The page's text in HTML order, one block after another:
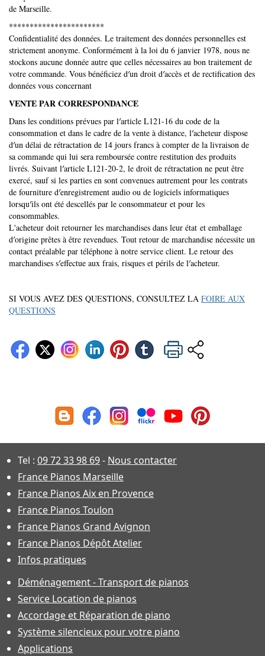
de Marseille.
***********************
Confidentialité des données. Le traitement des données personnelles est
strictement anonyme. Conformément à la loi du 6 janvier 1978, nous ne
stockons aucune donnée autre que celles nécessaires au bon traitement de
votre commande. Vous bénéficiez d′un droit d′accès et de rectification des
données vous concernant
VENTE PAR CORRESPONDANCE
Dans les conditions prévues par l′article L121-16 du code de la
consommation et dans le cadre de la vente à distance, l′acheteur dispose
d′un délai de rétractation de 14 jours francs à compter de la livraison de
sa commande qui lui sera remboursée contre restitution des produits
livrés. Suivant l′article L121-20-2, le droit de rétractation ne peut être
exercé, sauf si les parties en sont convenues autrement pour les contrats
de fourniture d′enregistrement audio ou de logiciels informatiques
lorsqu′ils ont été descellés par le consommateur et pour les
consommables.
L'acheteur doit retourner les marchandises dans leur état et emballage
d′origine prêtes à être revendues. Tout retour de marchandise nécessite un
contact préalable par téléphone à notre service client. Le retour des
marchandises s′effectue aux frais, risques et périls de l′acheteur.
SI VOUS AVEZ DES QUESTIONS, CONSULTEZ LA FOIRE AUX
QUESTIONS
Tel : 09 72 33 98 69- Nous contacter
France Pianos Marseille
France Pianos Aix en Provence
France Pianos Toulon
France Pianos Grand Avignon
France Pianos Dépôt Atelier
Infos pratiques
Déménagement - Transport de pianos
Service Location de pianos
Accordage et Réparation de piano
Système silencieux pour votre piano
Applications